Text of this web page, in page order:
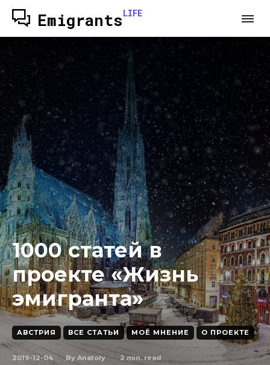
EmigrantsLIFE
1000 статей в
проекте «Жизнь
эмигранта»
АВСТРИЯ ВСЕ СТАТЬИ МОЁ МНЕНИЕ О ПРОЕКТЕ
2019-12-04 By Anatoly 2min. read